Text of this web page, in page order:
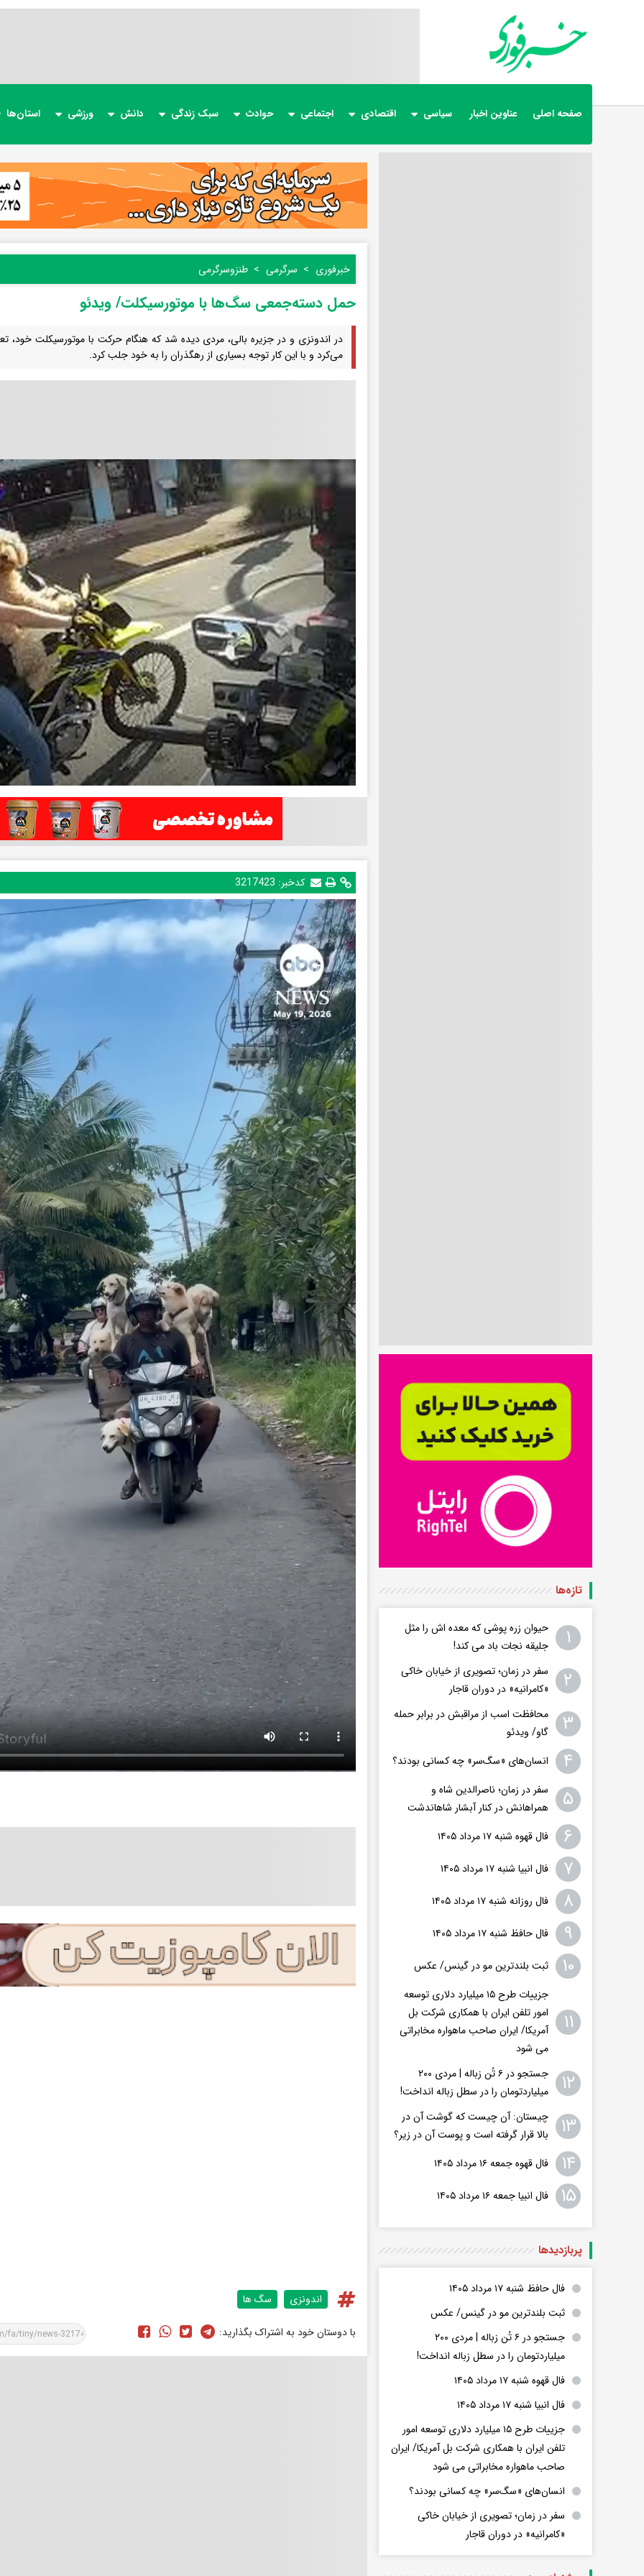
صفحه اصلی عناوین اخبار سیاسی اقتصادی اجتماعی حوادث سبک زندگی دانش ورزشی استان‌ها
خبرفوری سرگرمی طنز‌و‌سرگرمی
حمل دسته‌جمعی سگ‌ها با موتورسیکلت/ ویدئو
در اندونزی و در جزیره بالی، مردی دیده شد که هنگام حرکت با موتورسیکلت خود،
می‌کرد و با این کار توجه بسیاری از رهگذران را به خود جلب کرد.
کدخبر: 3217423
اندونزی سگ ها
با دوستان خود به اشتراک بگذارید:
تازه‌ها
۱
حیوان زره پوشی که معده اش را مثل
جلیقه نجات باد می کند!
۲
سفر در زمان؛ تصویری از خیابان خاکی
«کامرانیه» در دوران قاجار
۳
محافظت اسب از مراقبش در برابر حمله
گاو/ ویدئو
۴ انسان‌های «سگ‌سر» چه کسانی بودند؟
۵
سفر در زمان؛ ناصرالدین شاه و
همراهانش در کنار آبشار شاهاندشت
۶ فال قهوه شنبه ۱۷ مرداد ۱۴۰۵
۷ فال انبیا شنبه ۱۷ مرداد ۱۴۰۵
۸ فال روزانه شنبه ۱۷ مرداد ۱۴۰۵
۹ فال حافظ شنبه ۱۷ مرداد ۱۴۰۵
۱۰ ثبت بلندترین مو در گینس/ عکس
۱۱
جزییات طرح ۱۵ میلیارد دلاری توسعه
امور تلفن ایران با همکاری شرکت بل
آمریکا/ ایران صاحب ماهواره مخابراتی
می شود
۱۲
جستجو در ۶ تُن زباله | مردی ۲۰۰
میلیاردتومان را در سطل زباله انداخت!
۱۳
چیستان: آن چیست که گوشت آن در
بالا قرار گرفته است و پوست آن در زیر؟
۱۴ فال قهوه جمعه ۱۶ مرداد ۱۴۰۵
۱۵ فال انبیا جمعه ۱۶ مرداد ۱۴۰۵
پربازدید‌ها
فال حافظ شنبه ۱۷ مرداد ۱۴۰۵
ثبت بلندترین مو در گینس/ عکس
جستجو در ۶ تُن زباله | مردی ۲۰۰
میلیاردتومان را در سطل زباله انداخت!
فال قهوه شنبه ۱۷ مرداد ۱۴۰۵
فال انبیا شنبه ۱۷ مرداد ۱۴۰۵
جزییات طرح ۱۵ میلیارد دلاری توسعه امور
تلفن ایران با همکاری شرکت بل آمریکا/ ایران
صاحب ماهواره مخابراتی می شود
انسان‌های «سگ‌سر» چه کسانی بودند؟
سفر در زمان؛ تصویری از خیابان خاکی
«کامرانیه» در دوران قاجار